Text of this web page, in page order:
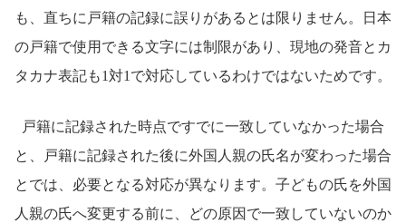
も、直ちに戸籍の記録に誤りがあるとは限りません。日本
の戸籍で使用できる文字には制限があり、現地の発音とカ
タカナ表記も1対1で対応しているわけではないためです。
戸籍に記録された時点ですでに一致していなかった場合
と、戸籍に記録された後に外国人親の氏名が変わった場合
とでは、必要となる対応が異なります。子どもの氏を外国
人親の氏へ変更する前に、どの原因で一致していないのか